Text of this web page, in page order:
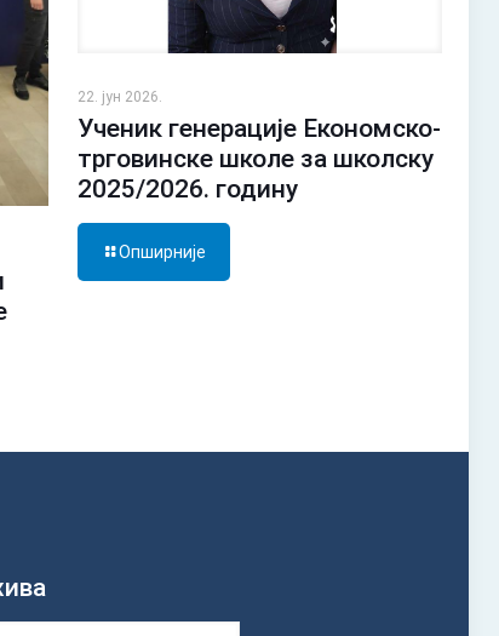
22. јун 2026.
Ученик генерације Економско-
трговинске школе за школску
2025/2026. годину
Опширније